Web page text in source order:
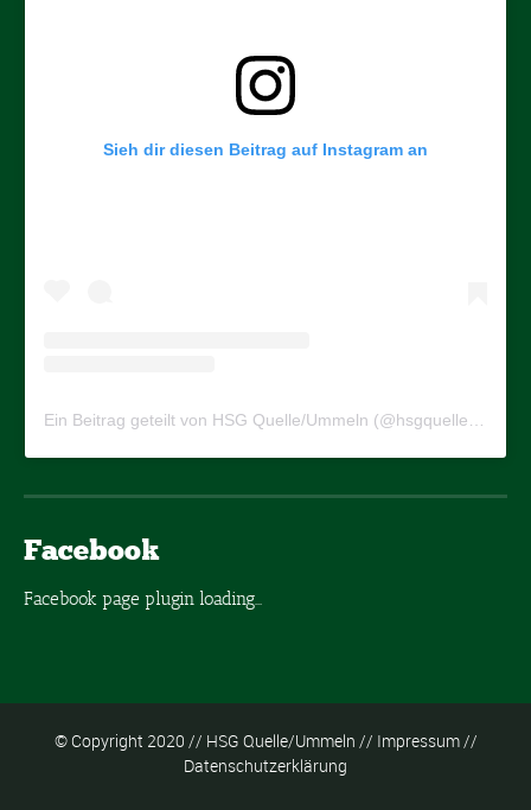
Sieh dir diesen Beitrag auf Instagram an
Ein Beitrag geteilt von HSG Quelle/Ummeln (@hsgquelleummeln)
Facebook
Facebook page plugin loading...
© Copyright 2020 // HSG Quelle/Ummeln // Impressum//
Datenschutzerklärung